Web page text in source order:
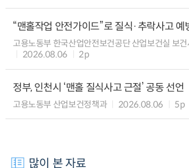
“맨홀작업 안전가이드”로 질식·추락사고 예
고용노동부 한국산업안전보건공단 산업보건실 보
2026.08.06
2p
정부, 인천시 ‘맨홀 질식사고 근절’ 공동 선언
고용노동부 산업보건정책과 2026.08.06 5p
많이 본 자료